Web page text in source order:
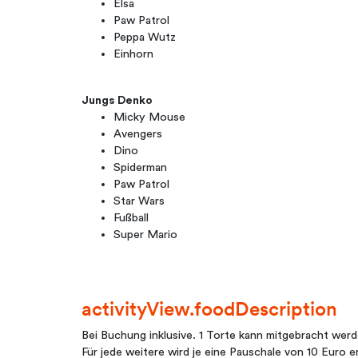
Elsa
Paw Patrol
Peppa Wutz
Einhorn
Jungs Denko
Micky Mouse
Avengers
Dino
Spiderman
Paw Patrol
Star Wars
Fußball
Super Mario
activityView.foodDescription
Bei Buchung inklusive. 1 Torte kann mitgebracht
Für jede weitere wird je eine Pauschale von 10 Euro